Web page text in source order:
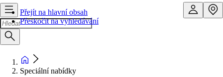
Přejít na hlavní obsah
Přeskočit na vyhledávání
Speciální nabídky